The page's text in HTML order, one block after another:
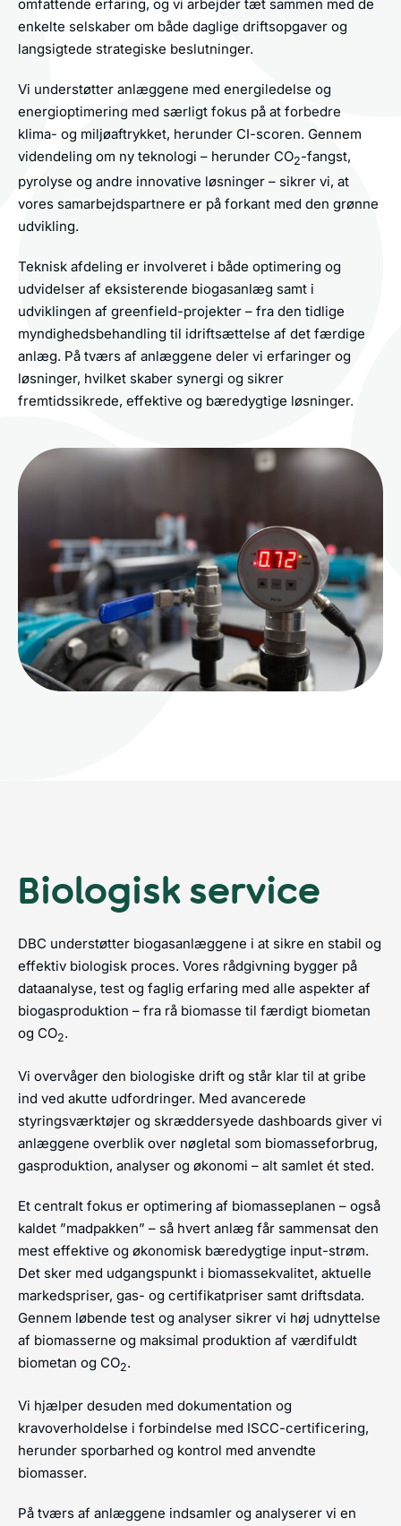
omfattende erfaring, og vi arbejder tæt sammen med de
enkelte selskaber om både daglige driftsopgaver og
langsigtede strategiske beslutninger.
Vi understøtter anlæggene med energiledelse og
energioptimering med særligt fokus på at forbedre
klima- og miljøaftrykket, herunder CI-scoren. Gennem
videndeling om ny teknologi – herunder CO2-fangst,
pyrolyse og andre innovative løsninger – sikrer vi, at
vores samarbejdspartnere er på forkant med den grønne
udvikling.
Teknisk afdeling er involveret i både optimering og
udvidelser af eksisterende biogasanlæg samt i
udviklingen af greenfield-projekter – fra den tidlige
myndighedsbehandling til idriftsættelse af det færdige
anlæg. På tværs af anlæggene deler vi erfaringer og
løsninger, hvilket skaber synergi og sikrer
fremtidssikrede, effektive og bæredygtige løsninger.
Biologisk service
DBC understøtter biogasanlæggene i at sikre en stabil og
effektiv biologisk proces. Vores rådgivning bygger på
dataanalyse, test og faglig erfaring med alle aspekter af
biogasproduktion – fra rå biomasse til færdigt biometan
og CO2.
Vi overvåger den biologiske drift og står klar til at gribe
ind ved akutte udfordringer. Med avancerede
styringsværktøjer og skræddersyede dashboards giver vi
anlæggene overblik over nøgletal som biomasseforbrug,
gasproduktion, analyser og økonomi – alt samlet ét sted.
Et centralt fokus er optimering af biomasseplanen – også
kaldet ”madpakken” – så hvert anlæg får sammensat den
mest effektive og økonomisk bæredygtige input-strøm.
Det sker med udgangspunkt i biomassekvalitet, aktuelle
markedspriser, gas- og certifikatpriser samt driftsdata.
Gennem løbende test og analyser sikrer vi høj udnyttelse
af biomasserne og maksimal produktion af værdifuldt
biometan og CO2.
Vi hjælper desuden med dokumentation og
kravoverholdelse i forbindelse med ISCC-certificering,
herunder sporbarhed og kontrol med anvendte
biomasser.
På tværs af anlæggene indsamler og analyserer vi en